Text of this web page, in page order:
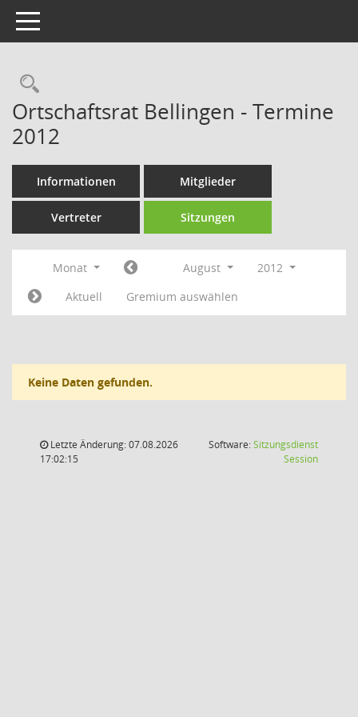
Toggle navigation
Rechercheauswahl
Ortschaftsrat Bellingen - Termine
2012
Informationen Mitglieder
Vertreter Sitzungen
Monat August
2012
Aktuell
Gremium auswählen
Keine Daten gefunden.
Letzte Änderung: 07.08.2026
17:02:15
Software:Sitzungsdienst
Session(Wird in